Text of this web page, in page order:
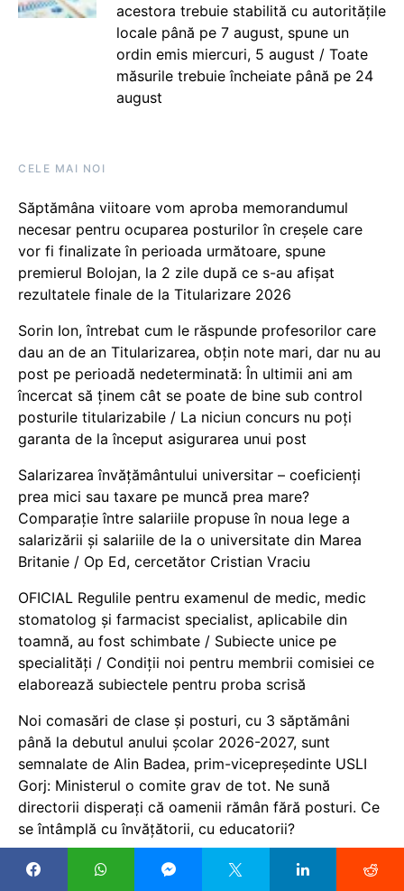
acestora trebuie stabilită cu autoritățile
locale până pe 7 august, spune un
ordin emis miercuri, 5 august / Toate
măsurile trebuie încheiate până pe 24
august
CELE MAI NOI
Săptămâna viitoare vom aproba memorandumul
necesar pentru ocuparea posturilor în creșele care
vor fi finalizate în perioada următoare, spune
premierul Bolojan, la 2 zile după ce s-au afișat
rezultatele finale de la Titularizare 2026
Sorin Ion, întrebat cum le răspunde profesorilor care
dau an de an Titularizarea, obțin note mari, dar nu au
post pe perioadă nedeterminată: În ultimii ani am
încercat să ținem cât se poate de bine sub control
posturile titularizabile / La niciun concurs nu poți
garanta de la început asigurarea unui post
Salarizarea învățământului universitar – coeficienți
prea mici sau taxare pe muncă prea mare?
Comparație între salariile propuse în noua lege a
salarizării și salariile de la o universitate din Marea
Britanie / Op Ed, cercetător Cristian Vraciu
OFICIAL Regulile pentru examenul de medic, medic
stomatolog și farmacist specialist, aplicabile din
toamnă, au fost schimbate / Subiecte unice pe
specialități / Condiții noi pentru membrii comisiei ce
elaborează subiectele pentru proba scrisă
Noi comasări de clase și posturi, cu 3 săptămâni
până la debutul anului școlar 2026-2027, sunt
semnalate de Alin Badea, prim-vicepreședinte USLI
Gorj: Ministerul o comite grav de tot. Ne sună
directorii disperați că oamenii rămân fără posturi. Ce
se întâmplă cu învățătorii, cu educatorii?